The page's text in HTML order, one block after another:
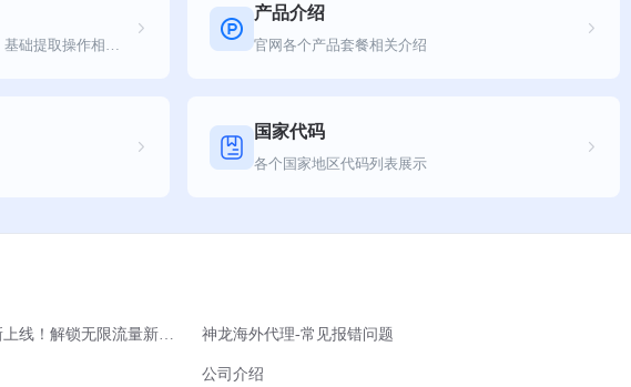
免费试用领取、IP白名单添加、基础提取操作相关教程
产品介绍
官网各个产品套餐相关介绍
国家代码
各个国家地区代码列表展示
神龙海外动态住宅不限量套餐全新上线！解锁无限流量新体验！ 神龙海外代理-常见报错问题
公司介绍